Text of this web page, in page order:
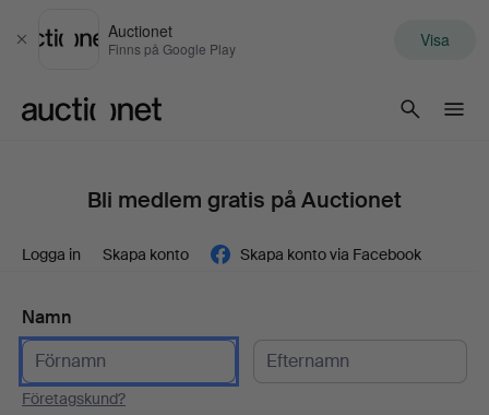
Stäng
Auctionet
Finns på Google Play Visa
Bli medlem gratis på Auctionet
Logga in Skapa konto Skapa konto via Facebook
Namn
Företagskund?